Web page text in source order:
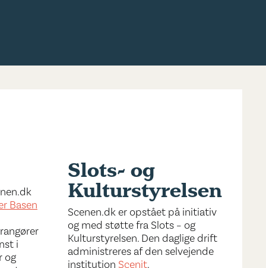
Basen
i
og
Slots- og
Kulturstyrelsen
Scenen.dk er opstået på initiativ
og med støtte fra Slots – og
Kulturstyrelsen. Den daglige drift
administreres af den selvejende
institution Scenit.